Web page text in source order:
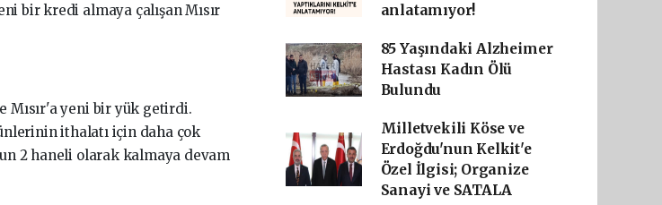
bir kredi almaya çalışan Mısır
Mısır'a yeni bir yük getirdi.
ithalatı için daha çok
2 haneli olarak kalmaya devam
anlatamıyor!
85 Yaşındaki Alzheimer
Hastası Kadın Ölü
Bulundu
Milletvekili Köse ve
Erdoğdu'nun Kelkit'e
Özel İlgisi; Organize
Sanayi ve SATALA